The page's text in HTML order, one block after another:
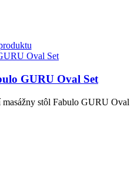
GURU Oval Set
stôl Fabulo GURU Oval